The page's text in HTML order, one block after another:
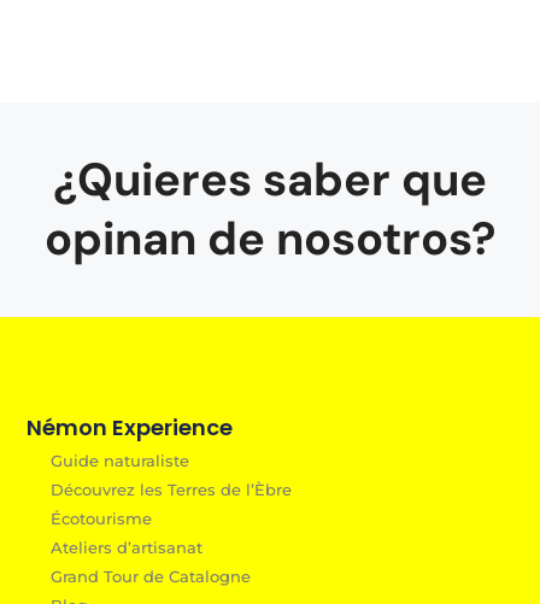
¿Quieres saber que
opinan de nosotros?
Némon Experience
Guide naturaliste
Découvrez les Terres de l’Èbre
Écotourisme
Ateliers d’artisanat
Grand Tour de Catalogne